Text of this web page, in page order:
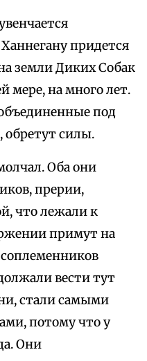
придется
земли Диких Собак
мере, на много лет.
под
обретут силы.
Оба они
прерии,
что лежали к
примут на
соплеменников
вести тут
стали самыми
потому что у
Они